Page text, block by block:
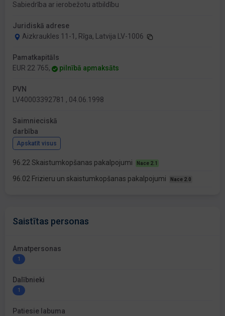
Sabiedrība ar ierobežotu atbildību
Juridiskā adrese
Aizkraukles 11-1, Rīga, Latvija LV-1006
Pamatkapitāls
EUR 22 765,
pilnībā apmaksāts
PVN
LV40003392781 , 04.06.1998
Saimnieciskā
darbība
Apskatīt visus
96.22 Skaistumkopšanas pakalpojumi Nace 2.1
96.02 Frizieru un skaistumkopšanas pakalpojumi Nace 2.0
Saistītas personas
Amatpersonas
1
Dalībnieki
1
Patiesie labuma